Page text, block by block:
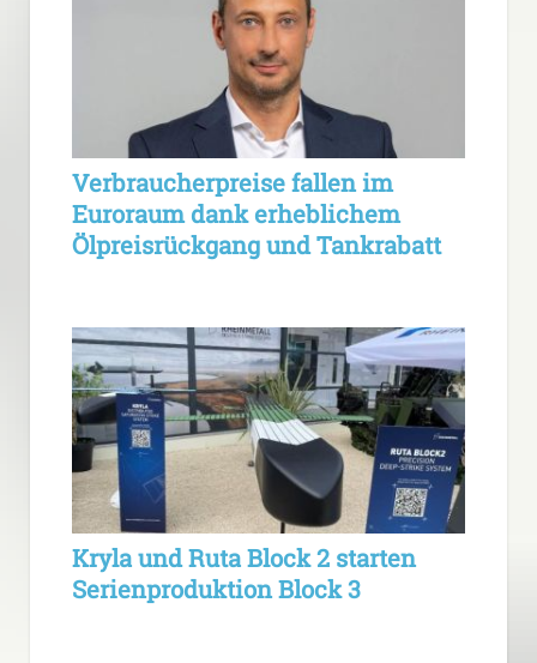
Verbraucherpreise fallen im
Euroraum dank erheblichem
Ölpreisrückgang und Tankrabatt
Kryla und Ruta Block 2 starten
Serienproduktion Block 3